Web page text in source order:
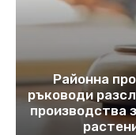
Районна
ръководи
производства